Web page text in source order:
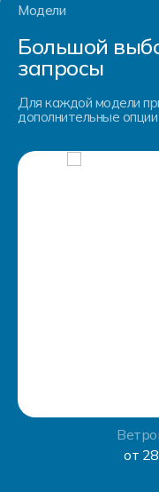
Модели
Большой
запросы
Для каждой модели
дополнительные
от